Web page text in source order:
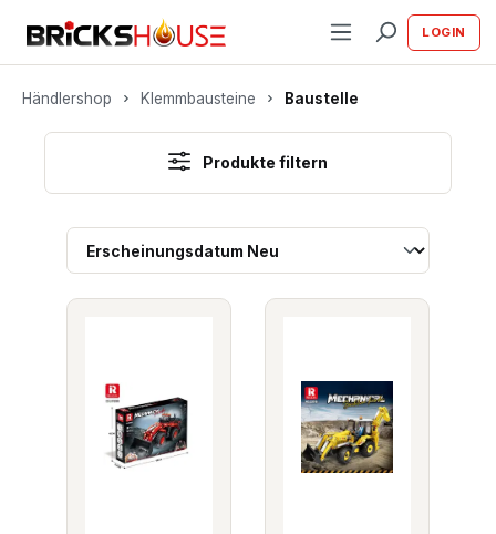
springen LOGIN
Händlershop Klemmbausteine Baustelle
Produkte filtern